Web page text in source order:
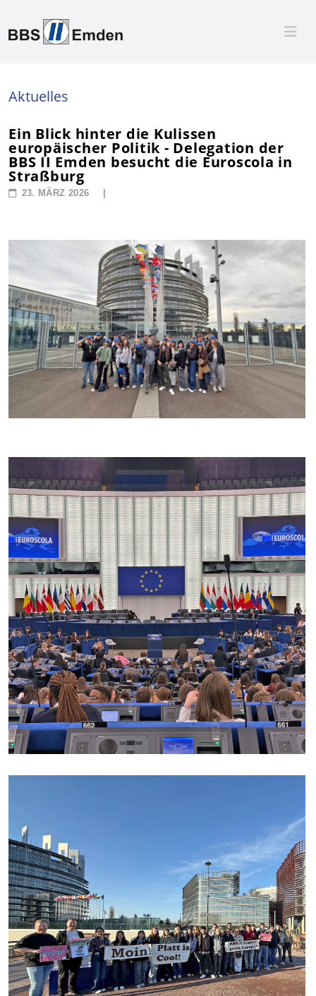
Aktuelles
Ein Blick hinter die Kulissen
europäischer Politik - Delegation der
BBS II Emden besucht die Euroscola in
Straßburg
23. MÄRZ 2026